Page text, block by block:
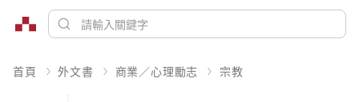
首頁 外文書 商業／心理勵志 宗教